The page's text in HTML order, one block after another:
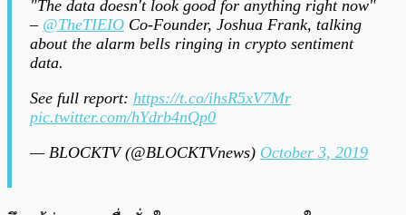
"The data doesn't look good for anything right now"
– @TheTIEIO Co-Founder, Joshua Frank, talking
about the alarm bells ringing in crypto sentiment
data.
See full report: https://t.co/ihsR5xV7Mr
pic.twitter.com/hYdrb4nQp0
— BLOCKTV (@BLOCKTVnews) October 3, 2019